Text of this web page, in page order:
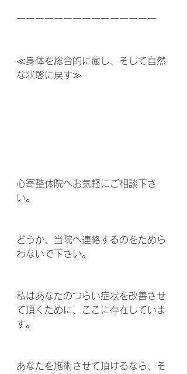
ーーーーーーーーーーーーーーー
≪身体を総合的に癒し、そして自然
な状態に戻す≫
心寄整体院へお気軽にご相談下さ
い。
どうか、当院へ連絡するのをためら
わないで下さい。
私はあなたのつらい症状を改善させ
て頂くために、ここに存在していま
す。
あなたを施術させて頂けるなら、そ